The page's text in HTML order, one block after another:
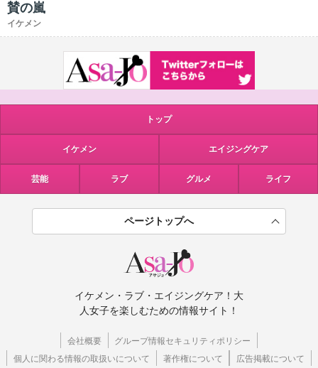
賛の嵐
イケメン
トップ
イケメン エイジングケア
芸能 ラブ グルメ ライフ
ページトップへ
イケメン・ラブ・エイジングケア！大
人女子を楽しむための情報サイト！
会社概要
グループ情報セキュリティポリシー
個人に関わる情報の取扱いについて
著作権について 広告掲載について